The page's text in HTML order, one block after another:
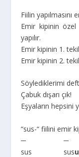
Fiilin yapılmasını
Emir kipinin
yapılır.
Emir kipinin 1.
Emir kipinin 2.
Söylediklerimi
Çabuk dışarı çık!
Eşyaların hepsini
“sus-“ fiilini emir
─
sus sus